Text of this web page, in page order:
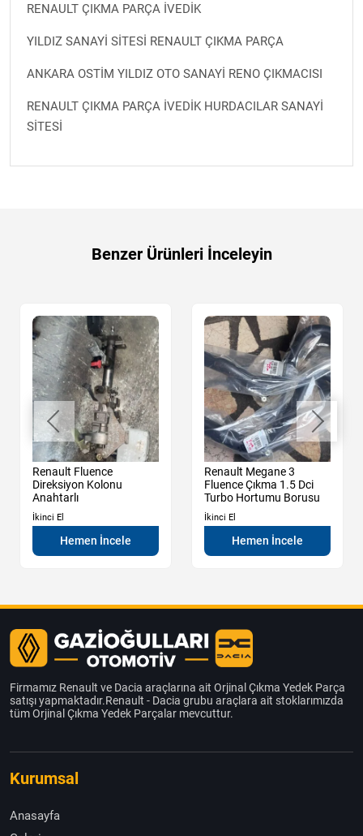
RENAULT ÇIKMA PARÇA İVEDİK
YILDIZ SANAYİ SİTESİ RENAULT ÇIKMA PARÇA
ANKARA OSTİM YILDIZ OTO SANAYİ RENO ÇIKMACISI
RENAULT ÇIKMA PARÇA İVEDİK HURDACILAR SANAYİ
SİTESİ
Benzer Ürünleri İnceleyin
Renault Fluence
Direksiyon Kolonu
Anahtarlı
İkinci El
Hemen İncele
Renault Megane 3
Fluence Çıkma 1.5 Dci
Turbo Hortumu Borusu
İkinci El
Hemen İncele
Firmamız Renault ve Dacia araçlarına ait Orjinal Çıkma Yedek Parça
satışı yapmaktadır.Renault - Dacia grubu araçlara ait stoklarımızda
tüm Orjinal Çıkma Yedek Parçalar mevcuttur.
Kurumsal
Anasayfa